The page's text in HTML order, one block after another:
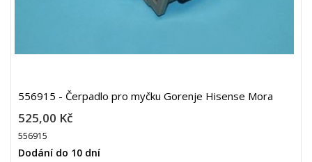
556915 - Čerpadlo pro myčku Gorenje Hisense Mora
525,00 Kč
556915
Dodání do 10 dní